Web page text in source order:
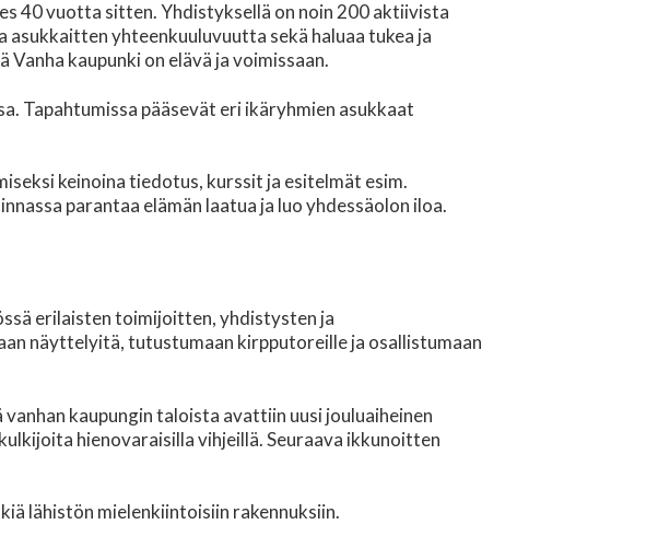
40 vuotta sitten. Yhdistyksellä on noin 200 aktiivista
yhteenkuuluvuutta sekä haluaa tukea ja
kaupunki on elävä ja voimissaan.
Tapahtumissa pääsevät eri ikäryhmien asukkaat
keinoina tiedotus, kurssit ja esitelmät esim.
parantaa elämän laatua ja luo yhdessäolon iloa.
erilaisten toimijoitten, yhdistysten ja
näyttelyitä, tutustumaan kirpputoreille ja osallistumaan
kaupungin taloista avattiin uusi jouluaiheinen
hienovaraisilla vihjeillä. Seuraava ikkunoitten
lähistön mielenkiintoisiin rakennuksiin.